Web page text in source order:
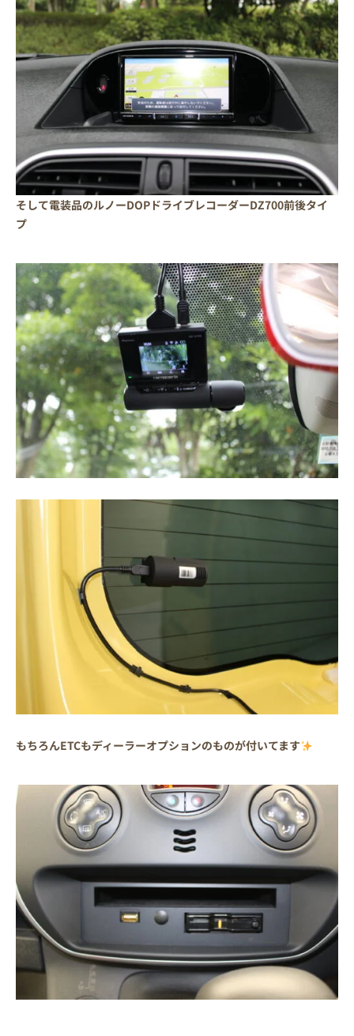
そして電装品のルノーDOPドライブレコーダーDZ700前後タイ
プ
もちろんETCもディーラーオプションのものが付いてます